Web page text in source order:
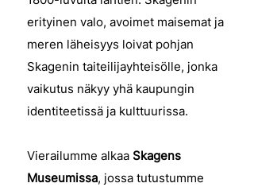
erityinen valo, avoimet maisemat ja
meren läheisyys loivat pohjan
Skagenin taiteilijayhteisölle, jonka
vaikutus näkyy yhä kaupungin
identiteetissä ja kulttuurissa.
Vierailumme alkaa Skagens
Museumissa, jossa tutustumme